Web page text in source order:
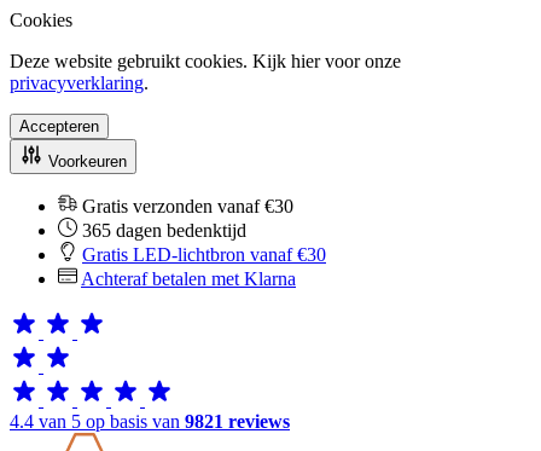
Cookies
Deze website gebruikt cookies. Kijk hier voor onze
privacyverklaring.
Accepteren
Voorkeuren
Gratis verzonden vanaf €30
365 dagen bedenktijd
Gratis LED-lichtbron vanaf €30
Achteraf betalen met Klarna
4.4 van 5 op basis van 9821 reviews